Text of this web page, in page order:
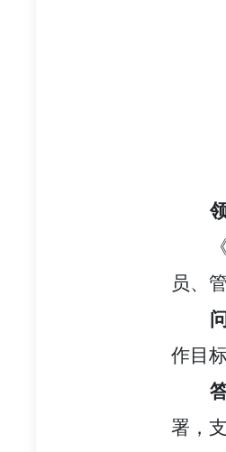
员、
作目
署，